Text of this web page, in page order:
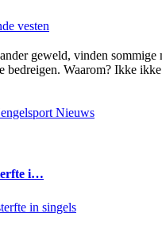
geweld, vinden sommige
bedreigen. Waarom? Ikke
Nieuws
i…